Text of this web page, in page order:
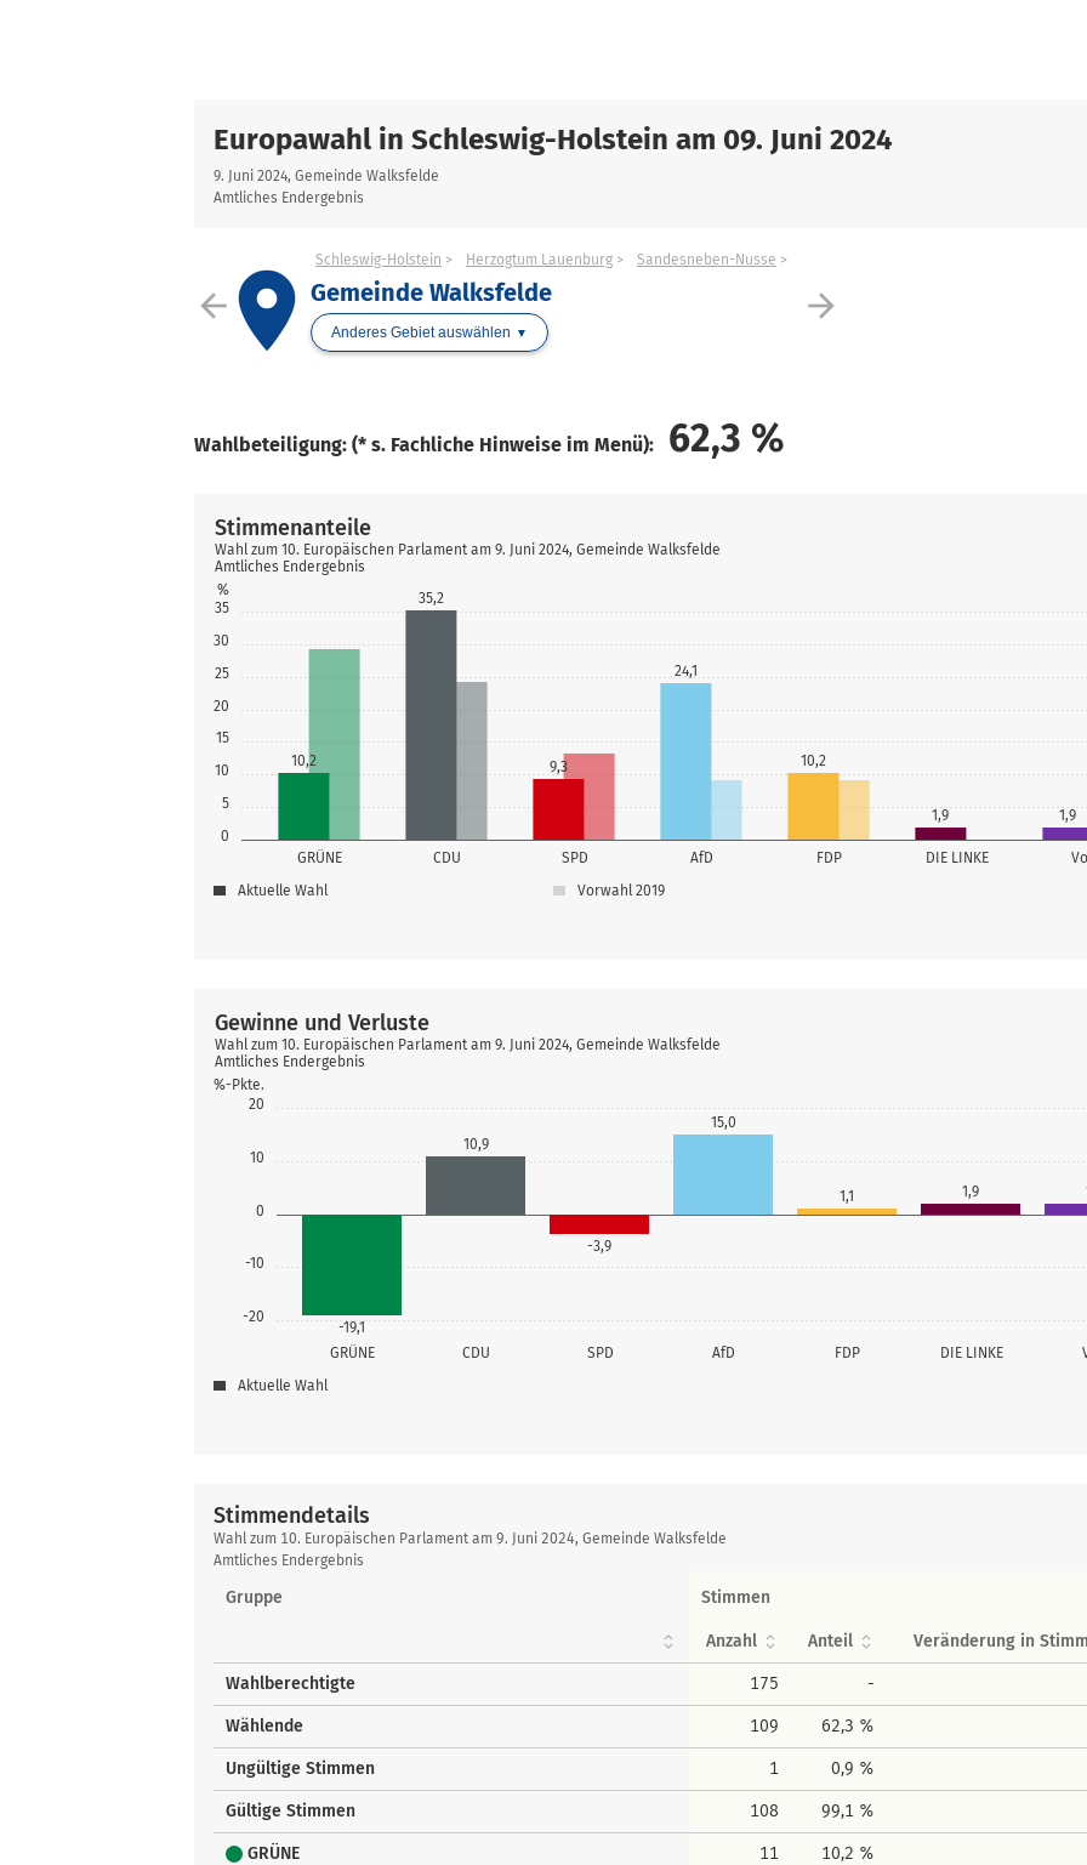
Europawahl in Schleswig-Holstein am 09. Juni 2024
9. Juni 2024, Gemeinde Walksfelde
Amtliches Endergebnis
arrow_back arrow_forward
place
Schleswig-Holstein Herzogtum Lauenburg Sandesneben-Nusse
Gemeinde Walksfelde
Anderes Gebiet auswählen
Wahlbeteiligung: (* s. Fachliche Hinweise im Menü): 62,3 %
0
5
10
15
20
25
30
35
%
GRÜNE CDU SPD AfD FDP DIE LINKE
10,2
35,2
9,3
24,1
10,2
1,9 1,9
Stimmenanteile
Wahl zum 10. Europäischen Parlament am 9. Juni 2024, Gemeinde Walksfelde
Amtliches Endergebnis
Aktuelle Wahl Vorwahl 2019
-20
-10
0
10
20
%-Pkte.
GRÜNE CDU SPD AfD FDP DIE LINKE
-19,1
10,9
-3,9
15,0
1,1 1,9
Gewinne und Verluste
Wahl zum 10. Europäischen Parlament am 9. Juni 2024, Gemeinde Walksfelde
Amtliches Endergebnis
Aktuelle Wahl
Stimmendetails
Stimmendetails
Wahl zum 10. Europäischen Parlament am 9. Juni 2024, Gemeinde Walksfelde
Amtliches Endergebnis
Gruppe Stimmen
Anzahl Anteil Veränderung in
Wahlberechtigte 175 -
Wählende 109 62,3 %
Ungültige Stimmen 1 0,9 %
Gültige Stimmen 108 99,1 %
GRÜNE 11 10,2 %